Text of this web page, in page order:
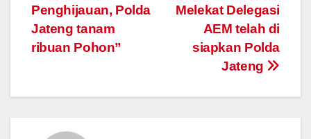
navigation
Melekat Delegasi
AEM telah di
siapkan Polda
Jateng
Penghijauan, Polda
Jateng tanam
ribuan Pohon”